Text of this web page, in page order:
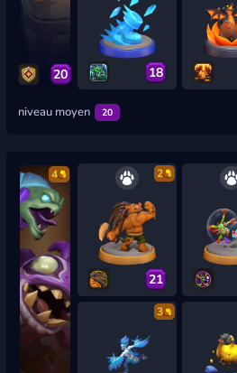
20 18
niveau moyen 20
4 2
21
3